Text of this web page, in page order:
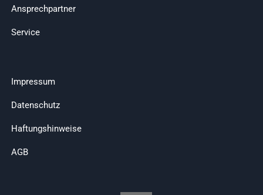
Ansprechpartner
Service
Impressum
Datenschutz
Haftungshinweise
AGB